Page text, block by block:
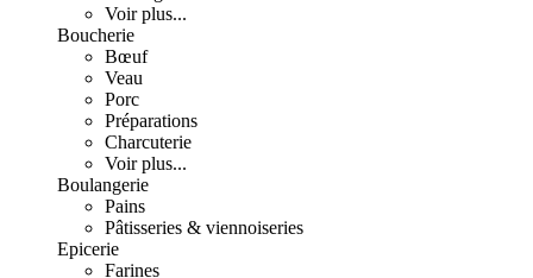
Voir plus...
Boucherie
Bœuf
Veau
Porc
Préparations
Charcuterie
Voir plus...
Boulangerie
Pains
Pâtisseries & viennoiseries
Epicerie
Farines